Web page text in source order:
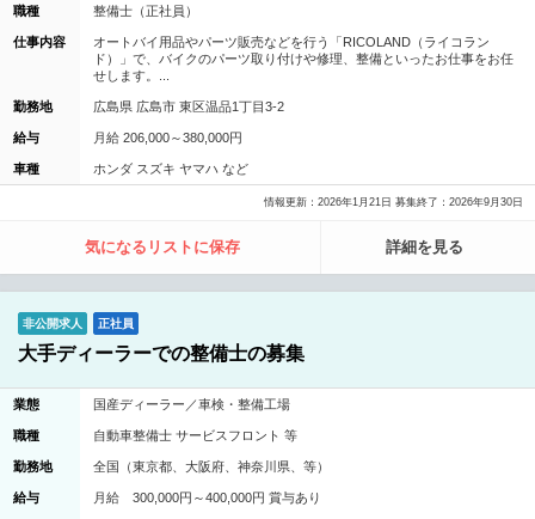
職種 整備士（正社員）
仕事内容
オートバイ用品やパーツ販売などを行う「RICOLAND（ライコラン
ド）」で、バイクのパーツ取り付けや修理、整備といったお仕事をお任
せします。...
勤務地 広島県 広島市 東区温品1丁目3-2
給与 月給 206,000～380,000円
車種 ホンダ スズキ ヤマハ など
情報更新：2026年1月21日 募集終了：2026年9月30日
気になるリストに保存 詳細を見る
非公開求人 正社員
大手ディーラーでの整備士の募集
業態 国産ディーラー／車検・整備工場
職種 自動車整備士 サービスフロント 等
勤務地 全国（東京都、大阪府、神奈川県、等）
給与 月給 300,000円～400,000円 賞与あり